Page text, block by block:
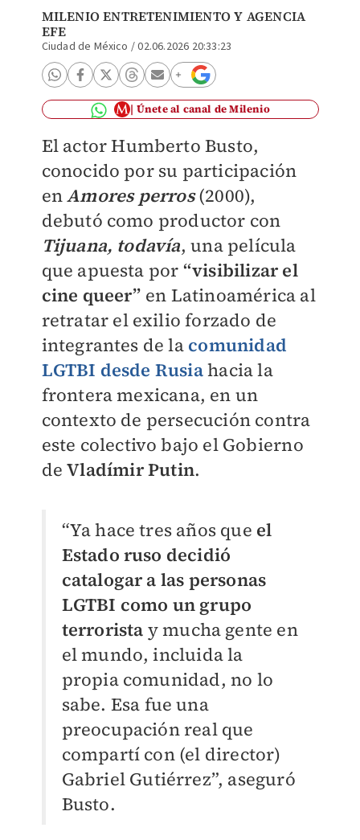
MILENIO ENTRETENIMIENTO Y AGENCIA
EFE
Ciudad de México /02.06.2026 20:33:23
Únete al canal de Milenio
El actor Humberto Busto,
conocido por su participación
enAmores perros(2000),
debutó como productor con
Tijuana, todavía, una película
que apuesta por “visibilizar el
cine queer” en Latinoamérica al
retratar el exilio forzado de
integrantes de la comunidad
LGTBI desde Rusiahacia la
frontera mexicana, en un
contexto de persecución contra
este colectivo bajo el Gobierno
deVladímir Putin.
“Ya hace tres años que el
Estado ruso decidió
catalogar a las personas
LGTBI como un grupo
terrorista y mucha gente en
el mundo, incluida la
propia comunidad, no lo
sabe. Esa fue una
preocupación real que
compartí con (el director)
Gabriel Gutiérrez”, aseguró
Busto.